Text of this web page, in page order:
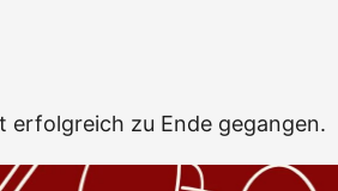
zu Ende gegangen.